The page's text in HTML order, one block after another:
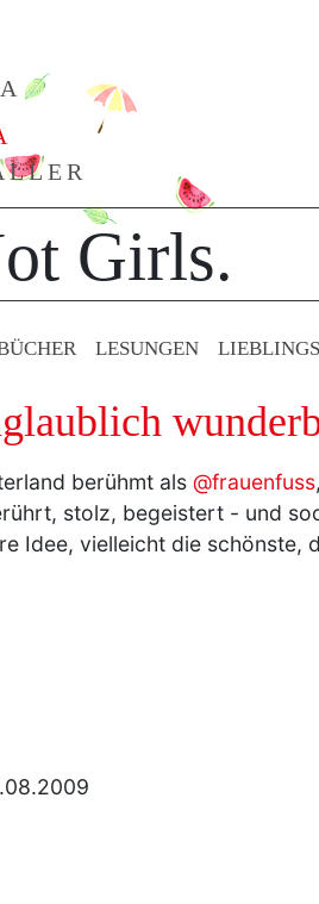
Girls.
LESUNGEN
berühmt als @frauenfuss
stolz, begeistert - und
Idee, vielleicht die schönste,